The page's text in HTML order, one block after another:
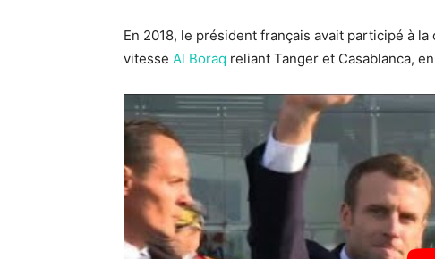
En 2018, le président français avait participé à
vitesse Al Boraq reliant Tanger et Casablanca,